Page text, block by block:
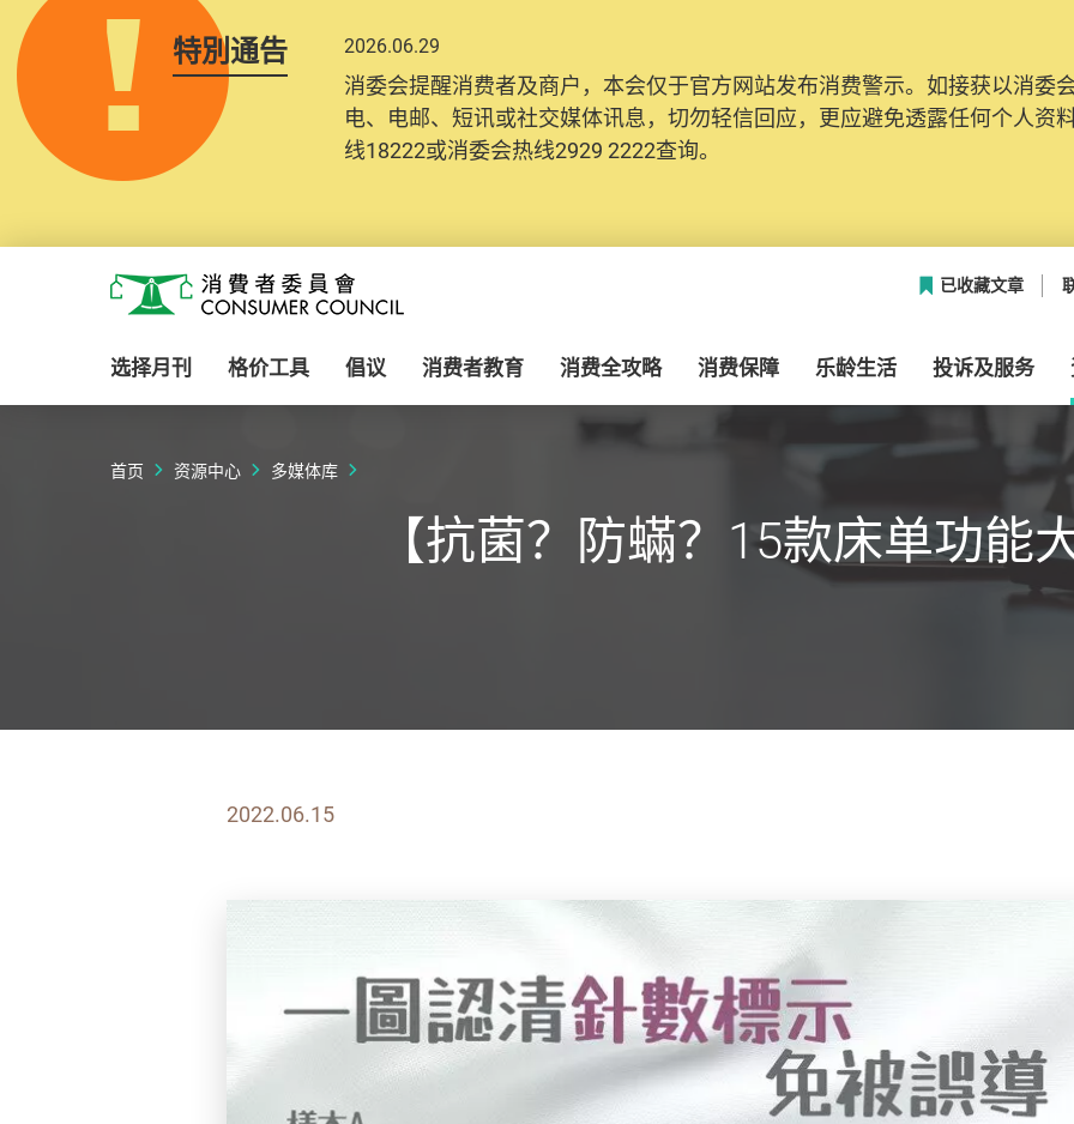
特別通告 2026.06.29
消委会提醒消费者及商户，本会仅于官方网站发布消费警示。如接获以消委
电、电邮、短讯或社交媒体讯息，切勿轻信回应，更应避免透露任何个人资
线18222或消委会热线2929 2222查询。
消费者委员会
已收藏文章
选择月刊 格价工具 倡议 消费者教育 消费全攻略 消费保障 乐龄生活 投诉及服务
首页 资源中心 多媒体库
【抗菌？防蟎？15款床单功能
2022.06.15